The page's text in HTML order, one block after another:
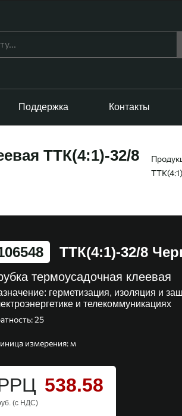
Поддержка Контакты
ТТК(4:1)-32/8
ТТК(4:1)-32/8
термоусадочная клеевая
герметизация, изоляция и
и телекоммуникациях
25
измерения: м
(с НДС)
538.58